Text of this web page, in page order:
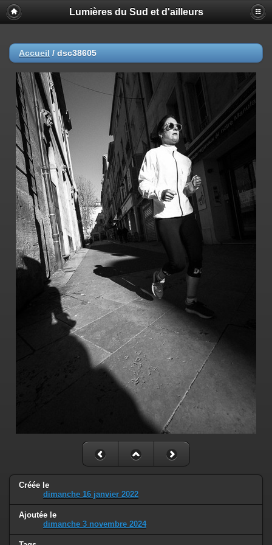
Lumières du Sud et d'ailleurs
Accueil / dsc38605
Créée le
dimanche 16 janvier 2022
Ajoutée le
dimanche 3 novembre 2024